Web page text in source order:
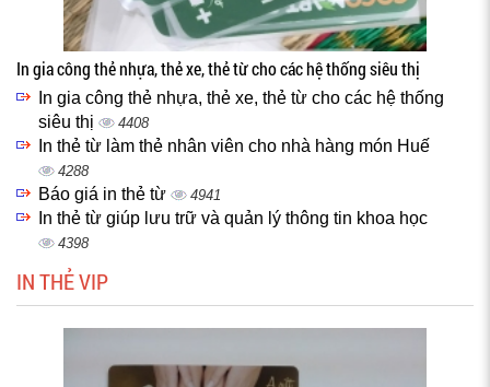
In gia công thẻ nhựa, thẻ xe, thẻ từ cho các hệ thống siêu thị
In gia công thẻ nhựa, thẻ xe, thẻ từ cho các hệ thống
siêu thị
4408
In thẻ từ làm thẻ nhân viên cho nhà hàng món Huế
4288
Báo giá in thẻ từ 4941
In thẻ từ giúp lưu trữ và quản lý thông tin khoa học
4398
IN THẺ VIP